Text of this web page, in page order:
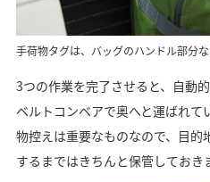
手荷物タグは、バッグのハンドル部分
3つの作業を完了させると、自動
ベルトコンベアで奥へと運ばれ
物控えは重要なものなので、目
するまではきちんと保管しておき